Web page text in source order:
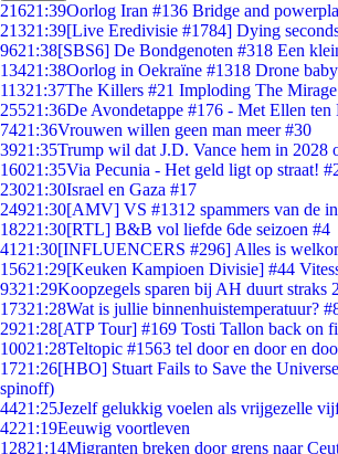
21621:39Oorlog Iran #136 Bridge and
21321:39[Live Eredivisie #1784] Dying
9621:38[SBS6] De Bondgenoten #318 Een
13421:38Oorlog in Oekraïne #1318 Drone
11321:37The Killers #21 Imploding The
25521:36De Avondetappe #176 - Met Ellen ten
7421:36Vrouwen willen geen man meer #30
3921:35Trump wil dat J.D. Vance hem in 2028
16021:35Via Pecunia - Het geld ligt op straat!
23021:30Israel en Gaza #17
24921:30[AMV] VS #1312 spammers van de
18221:30[RTL] B&B vol liefde 6de seizoen #4
41 21:30[INFLUENCERS #296] Alles is
15621:29[Keuken Kampioen Divisie] #44
9321:29Koopzegels sparen bij AH duurt straks
17321:28Wat is jullie binnenhuistemperatuur?
2921:28[ATP Tour] #169 Tosti Tallon back on
10021:28Teltopic #1563 tel door en door en
1721:26[HBO] Stuart Fails to Save the
spinoff)
4421:25Jezelf gelukkig voelen als vrijgezelle
4221:19Eeuwig voortleven
12821:14Migranten breken door grens naar